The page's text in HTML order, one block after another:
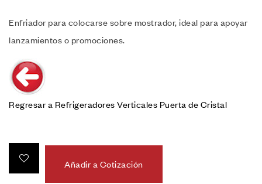
Enfriador para colocarse sobre mostrador, ideal para apoyar
lanzamientos o promociones.
Regresar a Refrigeradores Verticales Puerta de Cristal
Añadir a Cotización